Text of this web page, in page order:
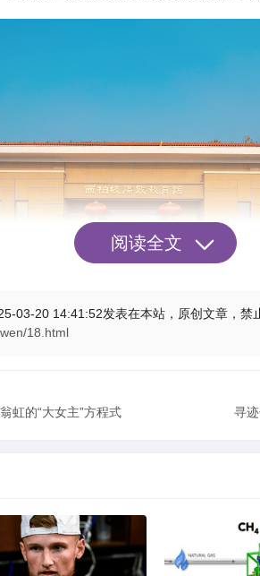
“重走长征路”虚拟展厅，智能评分系统
振兴示范村共建实践基地，组织学员参
阅读全文
03-20 14:41:52发表在本站，原创文章，禁
18.html
虹的“大女主”方程式
寻